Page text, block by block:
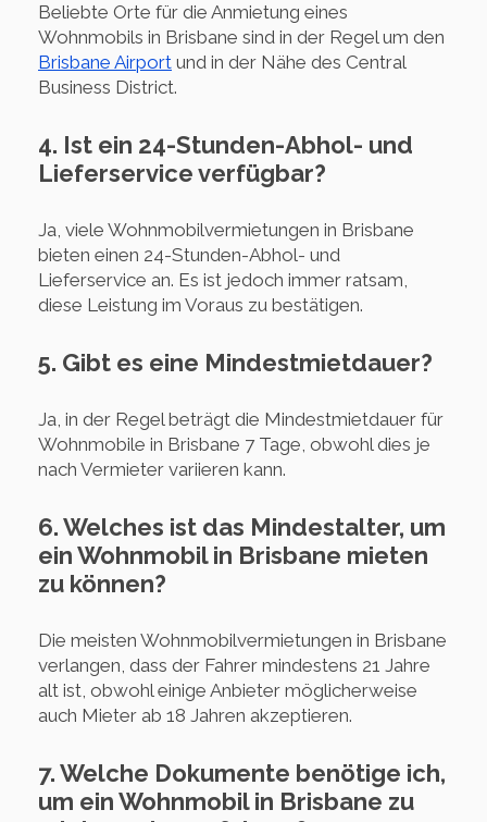
Beliebte Orte für die Anmietung eines
Wohnmobils in Brisbane sind in der Regel um den
Brisbane Airport und in der Nähe des Central
Business District.
4. Ist ein 24-Stunden-Abhol- und
Lieferservice verfügbar?
Ja, viele Wohnmobilvermietungen in Brisbane
bieten einen 24-Stunden-Abhol- und
Lieferservice an. Es ist jedoch immer ratsam,
diese Leistung im Voraus zu bestätigen.
5. Gibt es eine Mindestmietdauer?
Ja, in der Regel beträgt die Mindestmietdauer für
Wohnmobile in Brisbane 7 Tage, obwohl dies je
nach Vermieter variieren kann.
6. Welches ist das Mindestalter, um
ein Wohnmobil in Brisbane mieten
zu können?
Die meisten Wohnmobilvermietungen in Brisbane
verlangen, dass der Fahrer mindestens 21 Jahre
alt ist, obwohl einige Anbieter möglicherweise
auch Mieter ab 18 Jahren akzeptieren.
7. Welche Dokumente benötige ich,
um ein Wohnmobil in Brisbane zu